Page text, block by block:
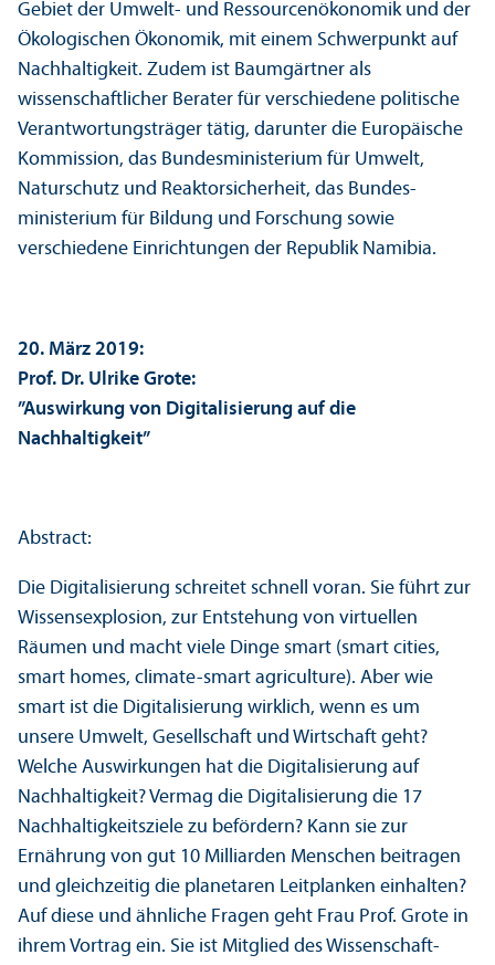
Gebiet der Umwelt- und Ressourcenökonomik und der
Ökologischen Ökonomik, mit einem Schwerpunkt auf
Nachhaltigkeit. Zudem ist Baumgärtner als
wissenschaft­licher Berater für verschiedene politische
Verantwortungs­träger tätig, dar­unter die Europäische
Kommission, das Bundes­ministerium für Umwelt,
Naturschutz und Reaktorsicherheit, das Bundes­
ministerium für Bildung und Forschung sowie
verschiedene Einrichtungen der Republik Namibia.
20. März 2019:
Prof. Dr. Ulrike Grote:
”Aus­wirkung von Digitalisierung auf die
Nachhaltigkeit”
Abstract:
Die Digitalisierung schreitet schnell voran. Sie führt zur
Wissensexplosion, zur Entstehung von virtuellen
Räumen und macht viele Dinge smart (smart cities,
smart homes, climate-smart agriculture). Aber wie
smart ist die Digitalisierung wirklich, wenn es um
unsere Umwelt, Gesellschaft und Wirtschaft geht?
Welche Aus­wirkungen hat die Digitalisierung auf
Nachhaltigkeit? Vermag die Digitalisierung die 17
Nachhaltigkeits­ziele zu befördern? Kann sie zur
Ernährung von gut 10 Milliarden Menschen beitragen
und gleich­zeitig die planetaren Leitplanken einhalten?
Auf diese und ähnliche Fragen geht Frau Prof. Grote in
ihrem Vortrag ein. Sie ist Mitglied des Wissenschaft­